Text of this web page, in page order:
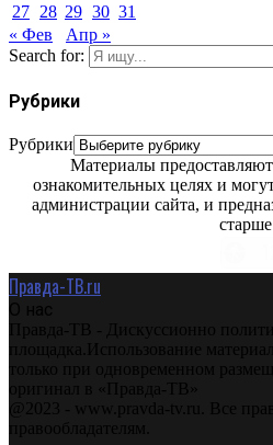
27 28 29 30 31
« Фев
Апр »
Search for:
Рубрики
Рубрики
Материалы
ознакомительных целях и
администрации сайта, и
старше
Правда-ТВ.ru
О нас
Правда-ТВ - Дискуссионно
площадка.Использование
только при одновременном
оригинал в «Правда-ТВ»
@2023 - www.pravda-tv.ru. Все
правообладателям.